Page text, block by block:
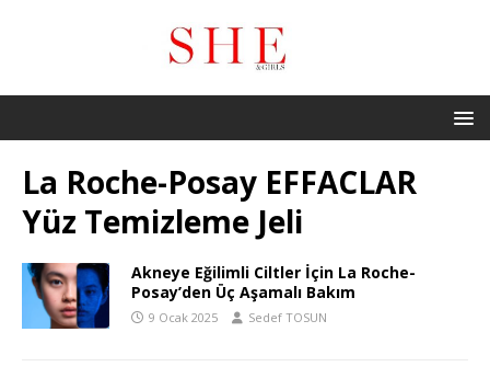
La Roche-Posay EFFACLAR
Yüz Temizleme Jeli
Akneye Eğilimli Ciltler İçin La Roche-
Posay’den Üç Aşamalı Bakım
9 Ocak 2025 Sedef TOSUN